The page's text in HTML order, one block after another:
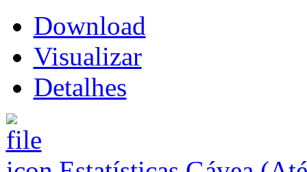
Download
Visualizar
Detalhes